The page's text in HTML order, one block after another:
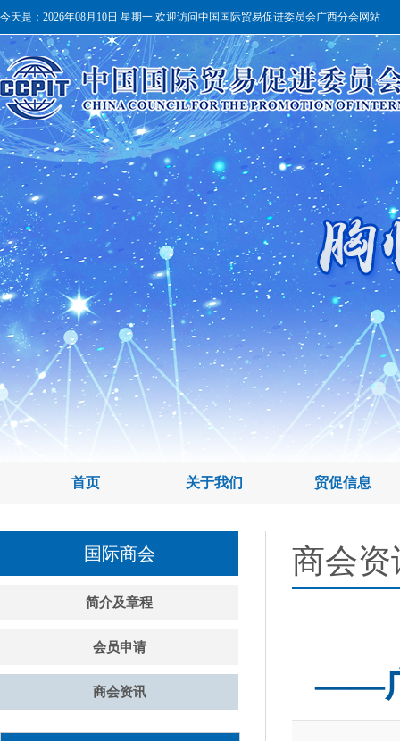
今天是： 2026年08月10日 星期一 欢迎访问中国国际贸易促进委员会广西分会网站
首页 关于我们 贸促信息
国际商会
简介及章程
会员申请
商会资讯
商会资
——